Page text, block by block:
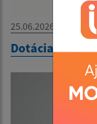
25.06.2026
Dotácia od